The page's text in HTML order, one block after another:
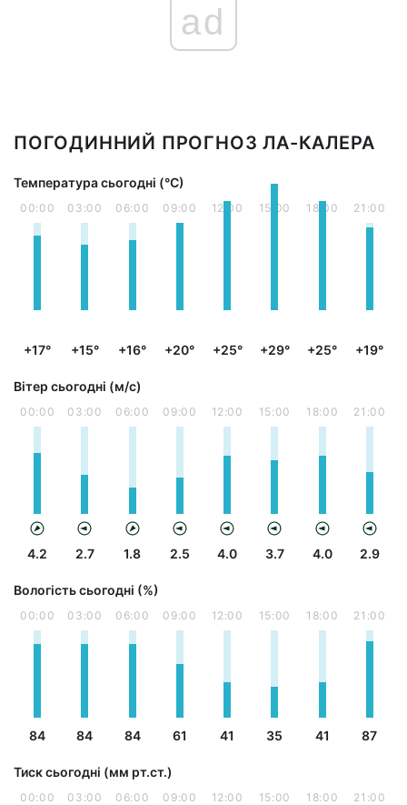
ad
ПОГОДИННИЙ ПРОГНОЗ ЛА-КАЛЕРА
Температура сьогодні (°С)
00:00
+17°
03:00
+15°
06:00
+16°
09:00
+20°
12:00
+25°
15:00
+29°
18:00
+25°
21:00
+19°
Вітер сьогодні (м/с)
00:00
4.2
03:00
2.7
06:00
1.8
09:00
2.5
12:00
4.0
15:00
3.7
18:00
4.0
21:00
2.9
Вологість сьогодні (%)
00:00
84
03:00
84
06:00
84
09:00
61
12:00
41
15:00
35
18:00
41
21:00
87
Тиск сьогодні (мм рт.ст.)
00:00 03:00 06:00 09:00 12:00 15:00 18:00 21:00